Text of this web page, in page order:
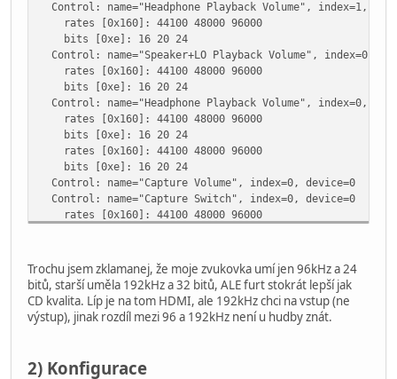
Control: name="Headphone Playback Volume", index=1,
rates [0x160]: 44100 48000 96000
bits [0xe]: 16 20 24
Control: name="Speaker+LO Playback Volume", index=0,
rates [0x160]: 44100 48000 96000
bits [0xe]: 16 20 24
Control: name="Headphone Playback Volume", index=0,
rates [0x160]: 44100 48000 96000
bits [0xe]: 16 20 24
rates [0x160]: 44100 48000 96000
bits [0xe]: 16 20 24
Control: name="Capture Volume", index=0, device=0
Control: name="Capture Switch", index=0, device=0
rates [0x160]: 44100 48000 96000
bits [0x6]: 16 20
Control: name="Mic Playback Volume", index=0, device=0
Control: name="Mic Playback Switch", index=0, device=0
Control: name="Internal Mic Playback Volume", index=0,
Control: name="Internal Mic Playback Switch", index=0,
Control: name="Internal Mic Boost Volume", index=0,
Trochu jsem zklamanej, že moje zvukovka umí jen 96kHz a 24
bitů, starší uměla 192kHz a 32 bitů, ALE furt stokrát lepší jak
CD kvalita. Líp je na tom HDMI, ale 192kHz chci na vstup (ne
výstup), jinak rozdíl mezi 96 a 192kHz není u hudby znát.
2) Konfigurace